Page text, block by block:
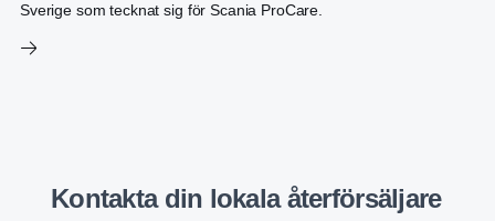
Sverige som tecknat sig för Scania ProCare.
Kontakta din lokala återför­säl­jare